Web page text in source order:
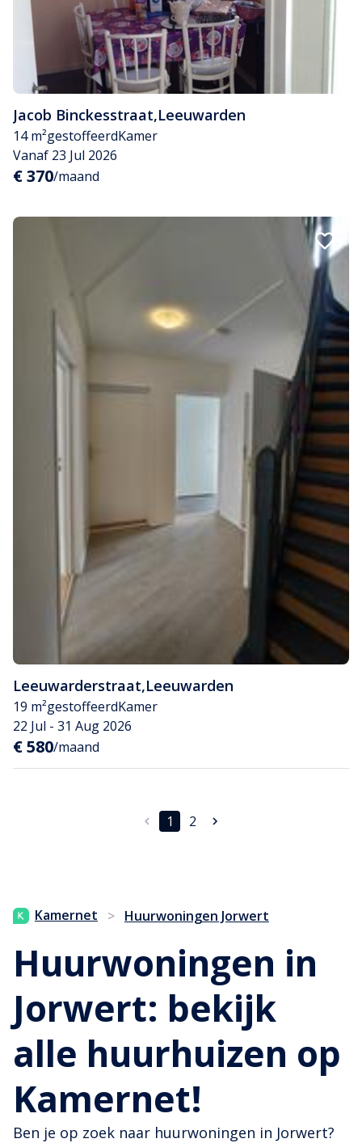
Jacob Binckesstraat,Leeuwarden
14 m²gestoffeerdKamer
Vanaf 23 Jul 2026
€ 370/maand
Leeuwarderstraat,Leeuwarden
19 m²gestoffeerdKamer
22 Jul - 31 Aug 2026
€ 580/maand
1 2
Kamernet > Huurwoningen Jorwert
Huurwoningen in
Jorwert: bekijk
alle huurhuizen op
Kamernet!
Ben je op zoek naar huurwoningen in Jorwert?